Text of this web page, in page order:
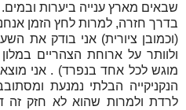
שבאים מארץ ענייה ביערות ובמים.
בדרך חזרה, למרות לחץ הזמן
(וכמובן ציורית) אני בודק את
ולוותר על ארוחת הצהריים
מוגש לכל אחד בנפרד) . אני
הנקניקייה הבלתי נמנעת
לרדת ולמרות שהוא לא חזק זה